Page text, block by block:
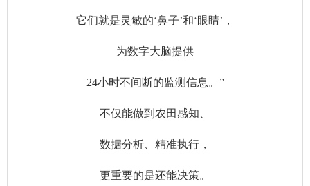
它们就是灵敏的‘鼻子’和‘眼睛’，
为数字大脑提供
24小时不间断的监测信息。”
不仅能做到农田感知、
数据分析、精准执行，
更重要的是还能决策。